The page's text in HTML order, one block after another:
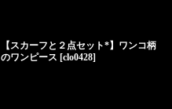
【スカーフと２点セット*】ワンコ柄
のワンピース [clo0428]